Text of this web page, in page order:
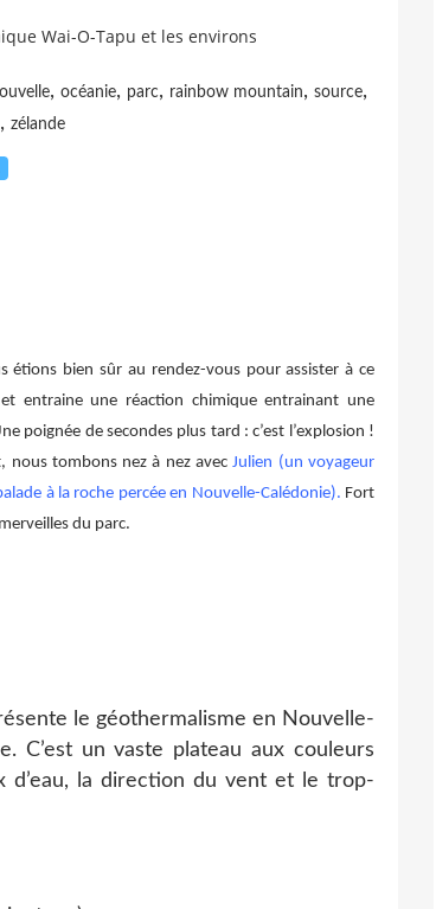
Wai-O-Tapu et les environs
, océanie, parc, rainbow mountain, source,
, zélande
étions bien sûr au rendez-vous pour assister à ce
entraine une réaction chimique entrainant une
poignée de secondes plus tard : c’est l’explosion !
nous tombons nez à nez avec Julien (un voyageur
à la roche percée en Nouvelle-Calédonie). Fort
du parc.
le géothermalisme en Nouvelle-
C’est un vaste plateau aux couleurs
d’eau, la direction du vent et le trop-